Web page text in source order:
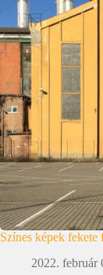
Színes képek
2022. február